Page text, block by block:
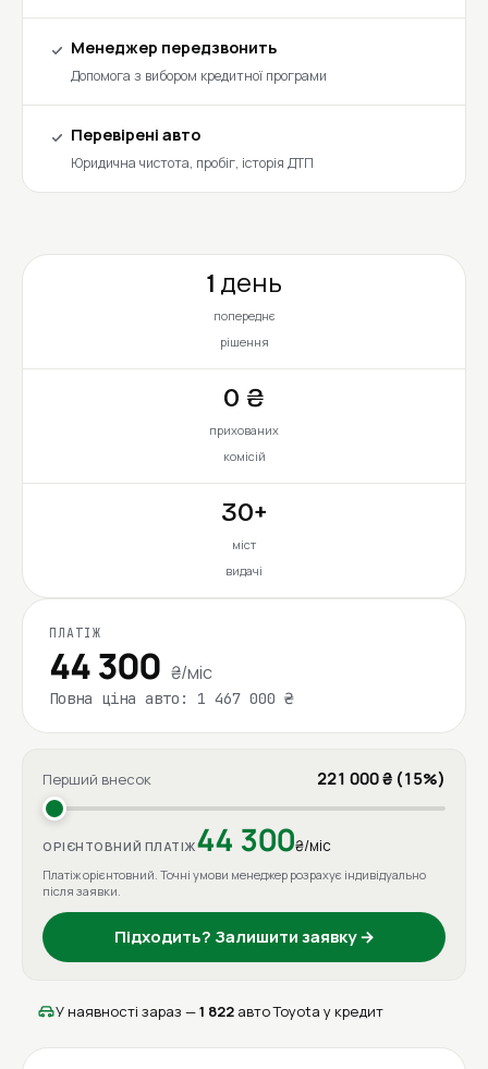
Менеджер передзвонить
Допомога з вибором кредитної програми
Перевірені авто
Юридична чистота, пробіг, історія ДТП
1 день
попереднє
рішення
0 ₴
прихованих
комісій
30+
міст
видачі
ПЛАТІЖ
44 300 ₴/міс
Повна ціна авто: 1 467 000 ₴
Перший внесок 221 000 ₴ (15%)
ОРІЄНТОВНИЙ ПЛАТІЖ44 300₴/міс
Платіж орієнтовний. Точні умови менеджер розрахує індивідуально
після заявки.
Підходить? Залишити заявку →
У наявності зараз —1 822 авто Toyota у кредит